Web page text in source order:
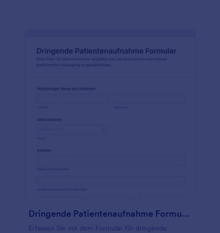
Dringende Patientenaufnahme Formular
Erfassen Sie mit dem Formular für dringende